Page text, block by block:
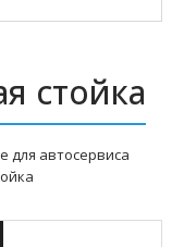
стойка
для автосервиса